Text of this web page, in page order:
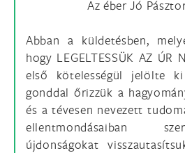
Az éber Jó
Abban a küldetésben,
hogy LEGELTESSÜK AZ ÚR
első kötelességül jelölte
gonddal őrizzük a
és a tévesen nevezett
ellentmondásaiban
újdonságokat